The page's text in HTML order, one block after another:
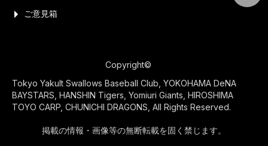
ご意見箱
Copyright©
Tokyo Yakult Swallows Baseball Club, YOKOHAMA DeNA
BAYSTARS, HANSHIN Tigers, Yomiuri Giants, HIROSHIMA
TOYO CARP, CHUNICHI DRAGONS, All Rights Reserved.
掲載の情報・画像等の無断転載を固く禁じます。